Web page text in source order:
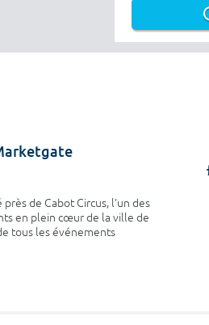
de Cabot Circus, l’un des
en plein cœur de la ville de
tous les événements